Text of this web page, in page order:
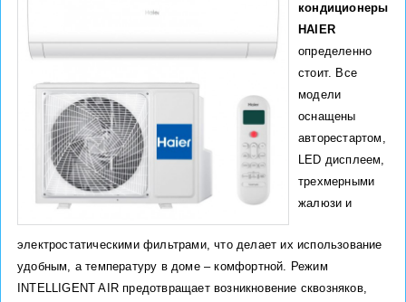
кондиционеры
HAIER
определенно
стоит. Все
модели
оснащены
авторестартом,
LED дисплеем,
трехмерными
жалюзи и
электростатическими фильтрами, что делает их использование
удобным, а температуру в доме – комфортной. Режим
INTELLIGENT AIR предотвращает возникновение сквозняков,